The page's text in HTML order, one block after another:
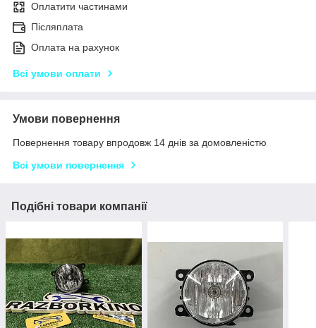
Оплатити частинами
Післяплата
Оплата на рахунок
Всі умови оплати
Умови повернення
Повернення товару впродовж 14 днів за домовленістю
Всі умови повернення
Подібні товари компанії